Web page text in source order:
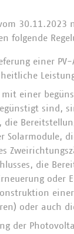
30.11.2023
folgende
einer
mit einer
sind,
Solarmodule,
die
oder
oder auch
der